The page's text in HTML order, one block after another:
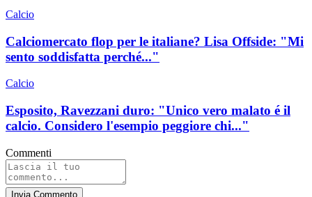
Calcio
Calciomercato flop per le italiane? Lisa Offside: "Mi
sento soddisfatta perché..."
Calcio
Esposito, Ravezzani duro: "Unico vero malato é il
calcio. Considero l'esempio peggiore chi..."
Commenti
Invia Commento